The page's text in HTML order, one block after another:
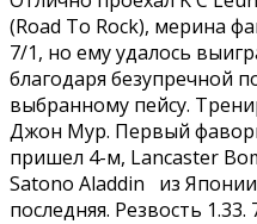
(Road To Rock), мерина
7/1, но ему удалось
благодаря безупречной
выбранному пейсу.
Джон Мур. Первый
пришел 4-м, Lancaster
Satono Aladdin из
последняя. Резвость 1.33.